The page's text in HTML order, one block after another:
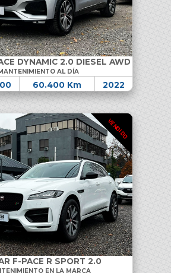
DYNAMIC 2.0 DIESEL AWD
AL DÍA
60.400 Km 2022
VENDIDO
F-PACE R SPORT 2.0
EN LA MARCA